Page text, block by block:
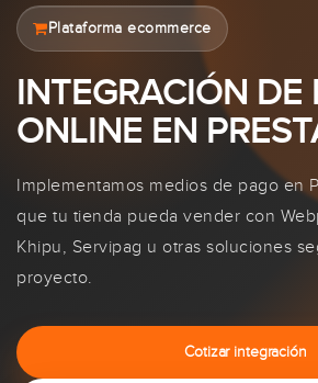
Plataforma ecommerce
INTEGRACIÓN DE
ONLINE EN
Implementamos medios de pago en
que tu tienda pueda vender con
Khipu, Servipag u otras soluciones
proyecto.
Cotizar integración